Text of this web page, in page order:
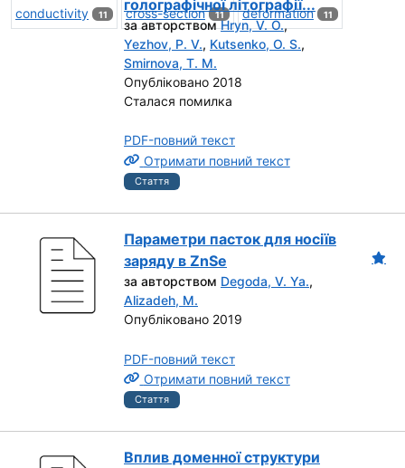
conductivity 11 cross-section 11 deformation 11
голографічної літографії...
за авторствомHryn, V. O.,
Yezhov, P. V., Kutsenko, O. S.,
Smirnova, T. M.
Опубліковано 2018
Сталася помилка
PDF-повний текст
Отримати повний текст
Стаття
Параметри пасток для носіїв
заряду в ZnSe
за авторством Degoda, V. Ya.,
Alizadeh, M.
Опубліковано 2019
PDF-повний текст
Отримати повний текст
Стаття
Вплив доменної структури